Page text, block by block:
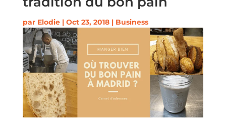
par Elodie| Oct 23, 2018| Business